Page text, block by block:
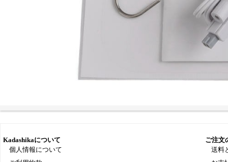
Kadashikaについて
個人情報について
ご注文
送料